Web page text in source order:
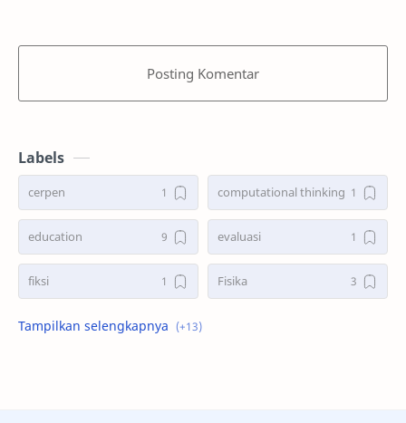
Posting Komentar
Labels
cerpen computational thinking
education evaluasi
fiksi Fisika
Kampus